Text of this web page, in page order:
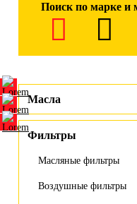
Поиск по марке и
Масла
Фильтры
Масляные фильтры
Воздушные фильтры